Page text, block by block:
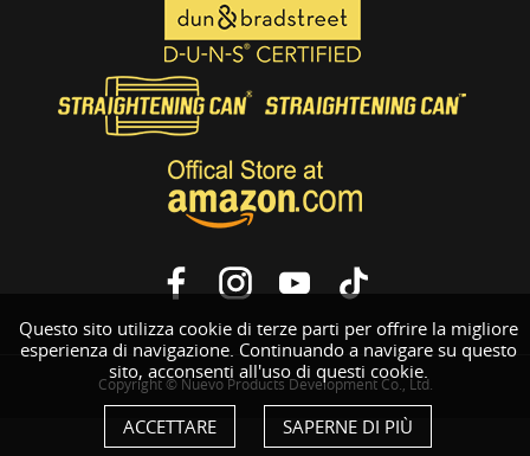
Questo sito utilizza cookie di terze parti per offrire la migliore
esperienza di navigazione. Continuando a navigare su questo
sito, acconsenti all'uso di questi cookie.
ACCETTARE SAPERNE DI PIÙ
Copyright © Nuevo Products Development Co., Ltd.